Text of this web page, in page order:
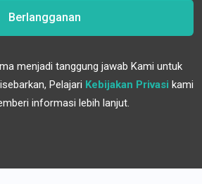
Berlangganan
menjadi tanggung jawab Kami untuk
Pelajari Kebijakan Privasi kami
informasi lebih lanjut.